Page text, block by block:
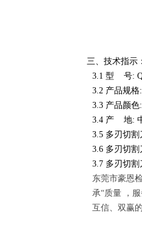
三、技术指示：
3.1 型 号:
3.2 产品规格
3.3 产品颜色
3.4 产 地:
3.5 多刃切割
3.6 多刃切割
3.7 多刃切割
东莞市豪恩
承“质量 ，
互信、双赢